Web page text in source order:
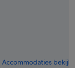
Accommodaties